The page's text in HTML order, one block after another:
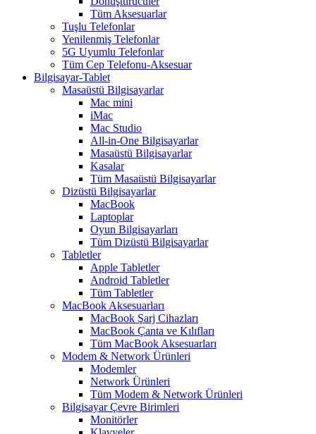
Tüm Aksesuarlar
Tuşlu Telefonlar
Yenilenmiş Telefonlar
5G Uyumlu Telefonlar
Tüm Cep Telefonu-Aksesuar
Bilgisayar-Tablet
Masaüstü Bilgisayarlar
Mac mini
iMac
Mac Studio
All-in-One Bilgisayarlar
Masaüstü Bilgisayarlar
Kasalar
Tüm Masaüstü Bilgisayarlar
Dizüstü Bilgisayarlar
MacBook
Laptoplar
Oyun Bilgisayarları
Tüm Dizüstü Bilgisayarlar
Tabletler
Apple Tabletler
Android Tabletler
Tüm Tabletler
MacBook Aksesuarları
MacBook Şarj Cihazları
MacBook Çanta ve Kılıfları
Tüm MacBook Aksesuarları
Modem & Network Ürünleri
Modemler
Network Ürünleri
Tüm Modem & Network Ürünleri
Bilgisayar Çevre Birimleri
Monitörler